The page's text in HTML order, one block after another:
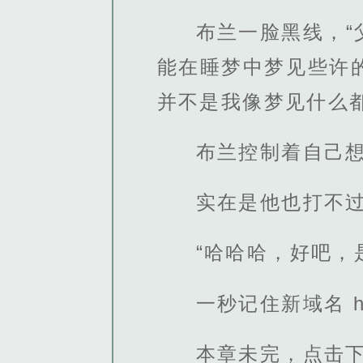
布兰一脸黑线，
能在睡梦中梦见些许
并不是我像梦见什么
布兰控制着自己
实在是他也打不
“哈哈哈，好吧，
一秒记住新域名
本章未完，点击